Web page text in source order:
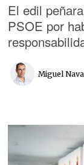
El edil
PSOE por
Miguel